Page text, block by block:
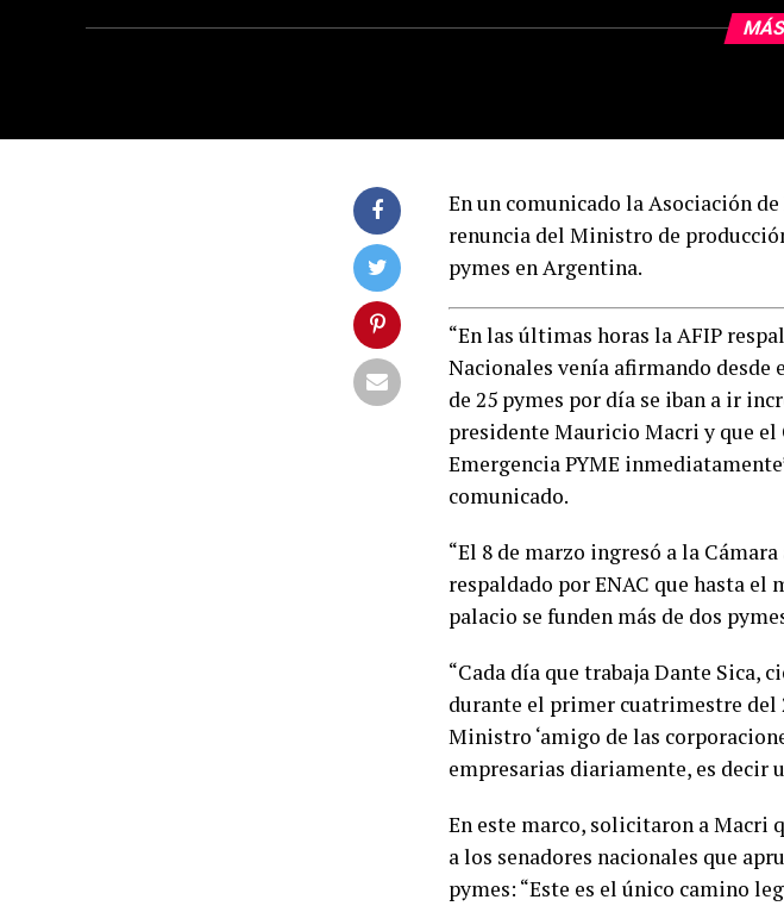
En un comunicado la Asociación
renuncia del Ministro de
pymes en Argentina.
“En las últimas horas la AFIP
Nacionales venía afirmando desde
de 25 pymes por día se iban a ir
presidente Mauricio Macri y que el
Emergencia PYME
comunicado.
“El 8 de marzo ingresó a la
respaldado por ENAC que hasta
palacio se funden más de dos
“Cada día que trabaja Dante Sica,
durante el primer cuatrimestre del
Ministro ‘amigo de las
empresarias diariamente, es decir
En este marco, solicitaron a Macri
a los senadores nacionales que
pymes: “Este es el único camino